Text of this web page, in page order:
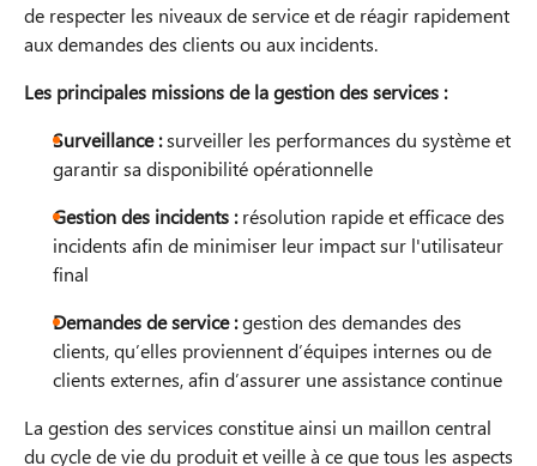
de respecter les niveaux de service et de réagir rapidement
aux demandes des clients ou aux incidents.
Les principales missions de la gestion des services :
Surveillance :surveiller les performances du système et
garantir sa disponibilité opérationnelle
Gestion des incidents :résolution rapide et efficace des
incidents afin de minimiser leur impact sur l'utilisateur
final
Demandes de service :gestion des demandes des
clients, qu’elles proviennent d’équipes internes ou de
clients externes, afin d’assurer une assistance continue
La gestion des services constitue ainsi un maillon central
du cycle de vie du produit et veille à ce que tous les aspects